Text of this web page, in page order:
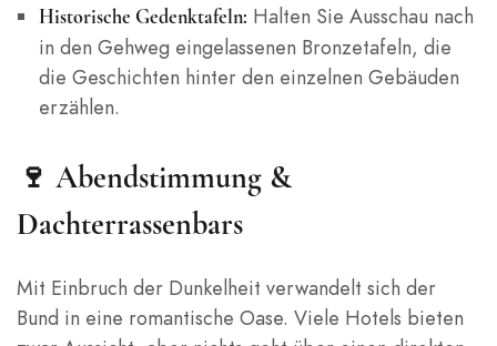
Historische Gedenktafeln: Halten Sie Ausschau nach
in den Gehweg eingelassenen Bronzetafeln, die
die Geschichten hinter den einzelnen Gebäuden
erzählen.
🍷 Abendstimmung &
Dachterrassenbars
Mit Einbruch der Dunkelheit verwandelt sich der
Bund in eine romantische Oase. Viele Hotels bieten